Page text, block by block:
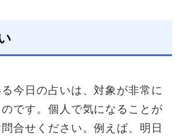
今日の占いは、対象が非常に
です。個人で気になることが
合せください。例えば、明日